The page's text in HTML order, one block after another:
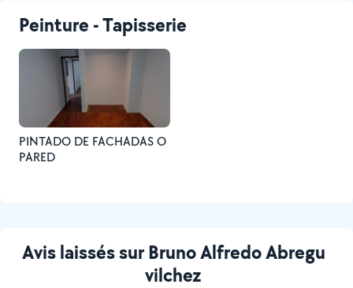
Peinture - Tapisserie
PINTADO DE FACHADAS O
PARED
Avis laissés sur Bruno Alfredo Abregu
vilchez